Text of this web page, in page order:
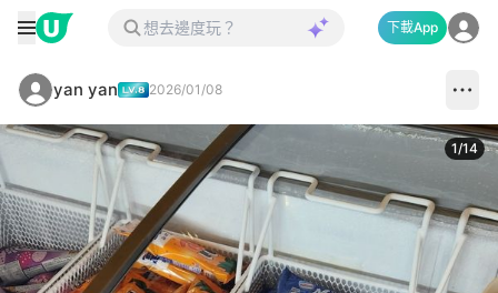
下載App
yan yan 2026/01/08
1/14